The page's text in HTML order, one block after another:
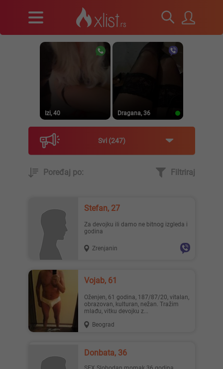
Izi, 40 Dragana, 36
Mia996, 29
Svi 247
Poređaj po: Filtriraj
Stefan, 27
Za devojku ili damo ne bitnog izgleda i
godina
Zrenjanin
Vojab, 61
Oženjen, 61 godina, 187/87/20, vitalan,
obrazovan, kulturan, nežan. Tražim
mlađu, vitku devojku z...
Beograd
Donbata, 36